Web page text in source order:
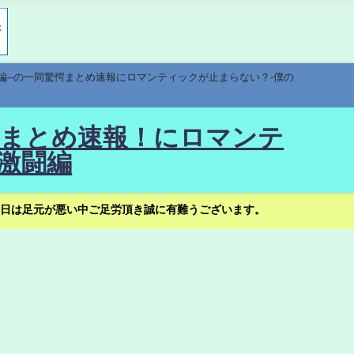
の一同驚愕まとめ速報にロマンティックが止まらない？-僕の
とめ速報！にロマンテ
闘編
足元が悪い中ご足労頂き誠に有難うございます。